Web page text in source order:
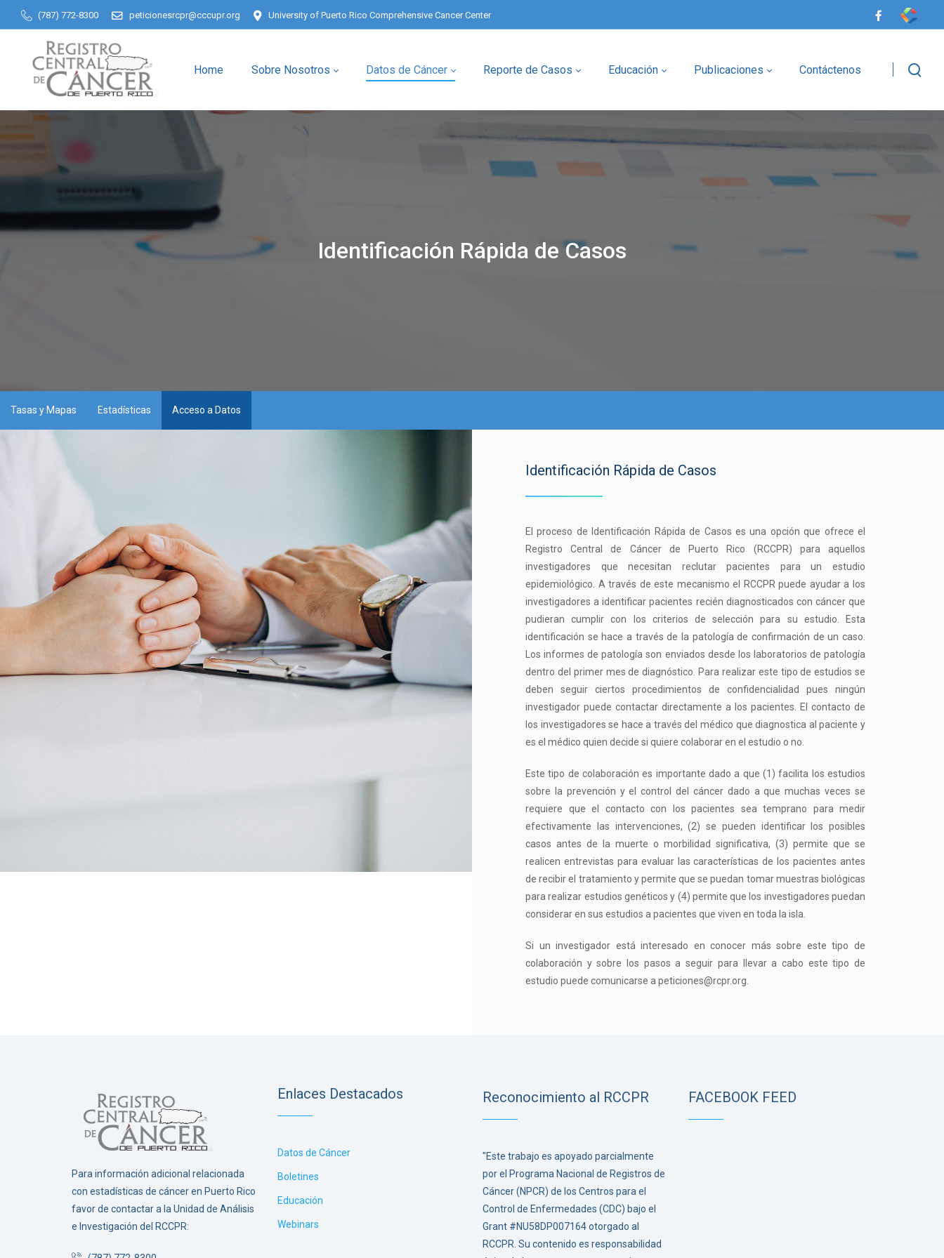
(787) 772-8300 peticionesrcpr@cccupr.org University of Puerto Rico Comprehensive Cancer Center
Home Sobre Nosotros Datos de Cáncer Reporte de Casos Educación Publicaciones Contáctenos
Identificación Rápida de Casos
Tasas y Mapas Estadísticas Acceso a Datos
Identificación Rápida de Casos
El proceso de Identificación Rápida de Casos es una opción que ofrece el
Registro Central de Cáncer de Puerto Rico (RCCPR) para aquellos
investigadores que necesitan reclutar pacientes para un estudio
epidemiológico. A través de este mecanismo el RCCPR puede ayudar a los
investigadores a identificar pacientes recién diagnosticados con cáncer que
pudieran cumplir con los criterios de selección para su estudio. Esta
identificación se hace a través de la patología de confirmación de un caso.
Los informes de patología son enviados desde los laboratorios de patología
dentro del primer mes de diagnóstico. Para realizar este tipo de estudios se
deben seguir ciertos procedimientos de confidencialidad pues ningún
investigador puede contactar directamente a los pacientes. El contacto de
los investigadores se hace a través del médico que diagnostica al paciente y
es el médico quien decide si quiere colaborar en el estudio o no.
Este tipo de colaboración es importante dado a que (1) facilita los estudios
sobre la prevención y el control del cáncer dado a que muchas veces se
requiere que el contacto con los pacientes sea temprano para medir
efectivamente las intervenciones, (2) se pueden identificar los posibles
casos antes de la muerte o morbilidad significativa, (3) permite que se
realicen entrevistas para evaluar las características de los pacientes antes
de recibir el tratamiento y permite que se puedan tomar muestras biológicas
para realizar estudios genéticos y (4) permite que los investigadores puedan
considerar en sus estudios a pacientes que viven en toda la isla.
Si un investigador está interesado en conocer más sobre este tipo de
colaboración y sobre los pasos a seguir para llevar a cabo este tipo de
estudio puede comunicarse a peticiones@rcpr.org.
Para información adicional relacionada
con estadísticas de cáncer en Puerto Rico
favor de contactar a la Unidad de Análisis
e Investigación del RCCPR:
Enlaces Destacados
Datos de Cáncer
Boletines
Educación
Webinars
Reconocimiento al RCCPR
"Este trabajo es apoyado parcialmente
por el Programa Nacional de Registros de
Cáncer (NPCR) de los Centros para el
Control de Enfermedades (CDC) bajo el
Grant #NU58DP007164 otorgado al
RCCPR. Su contenido es responsabilidad
FACEBOOK FEED